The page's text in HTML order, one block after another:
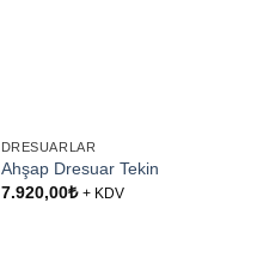
DRESUARLAR
Ahşap Dresuar Tekin
7.920,00₺ + KDV